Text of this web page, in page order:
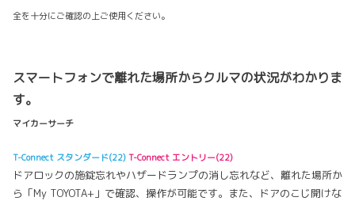
全を十分にご確認の上ご使用ください。
スマートフォンで離れた場所からクルマの状況がわかりま
す。
マイカーサーチ
T-Connect スタンダード(22)T-Connect エントリー(22)
ドアロックの施錠忘れやハザードランプの消し忘れなど、離れた場所か
ら「My TOYOTA+」で確認、操作が可能です。また、ドアのこじ開けな